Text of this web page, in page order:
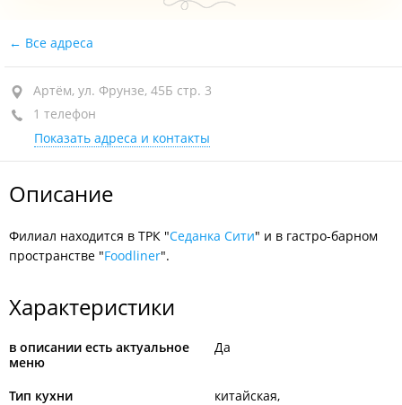
Все адреса
Артём, ул. Фрунзе, 45Б стр. 3
1 телефон
Показать адреса и контакты
Описание
Филиал находится в ТРК "Седанка Сити" и в гастро-барном
пространстве "Foodliner".
Характеристики
в описании есть актуальное
меню
Да
Тип кухни
китайская